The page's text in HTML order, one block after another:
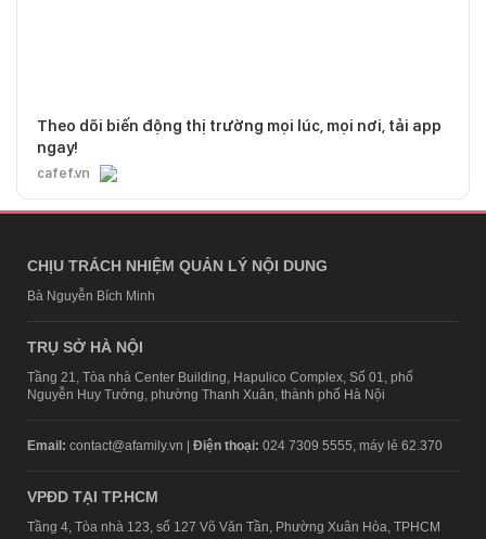
Theo dõi biến động thị trường mọi lúc, mọi nơi, tải app
ngay!
cafef.vn
CHỊU TRÁCH NHIỆM QUẢN LÝ NỘI DUNG
Bà Nguyễn Bích Minh
TRỤ SỞ HÀ NỘI
Tầng 21, Tòa nhà Center Building, Hapulico Complex, Số 01, phố
Nguyễn Huy Tưởng, phường Thanh Xuân, thành phố Hà Nội
Email: contact@afamily.vn | Điện thoại: 024 7309 5555, máy lẻ 62.370
VPĐD TẠI TP.HCM
Tầng 4, Tòa nhà 123, số 127 Võ Văn Tần, Phường Xuân Hòa, TPHCM